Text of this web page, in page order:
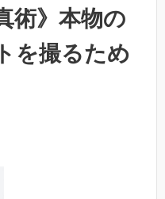
術》本物の
を撮るため